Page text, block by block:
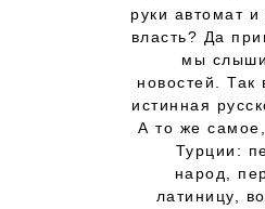
руки автомат и
власть? Да
мы
новостей. Так
истинная
А то же
Турции:
народ,
латиницу,